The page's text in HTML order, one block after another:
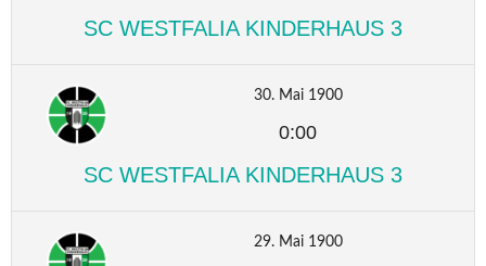
SC WESTFALIA KINDERHAUS 3
30. Mai 1900
0:00
SC WESTFALIA KINDERHAUS 3
29. Mai 1900